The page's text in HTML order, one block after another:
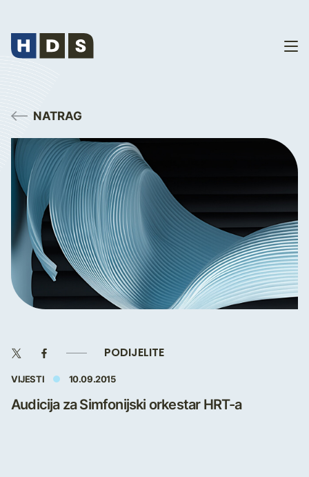
NATRAG
PODIJELITE
VIJESTI 10.09.2015
Audicija za Simfonijski orkestar HRT-a